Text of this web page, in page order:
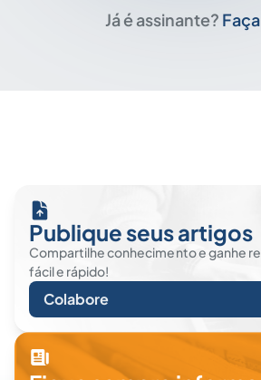
Já é assinante?
Publique seus artigos
Compartilhe conhecimento e ganhe
fácil e rápido!
Colabore